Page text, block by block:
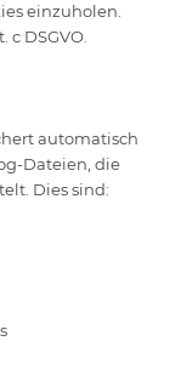
einzuholen.
c DSGVO.
automatisch
Dateien, die
Dies sind: